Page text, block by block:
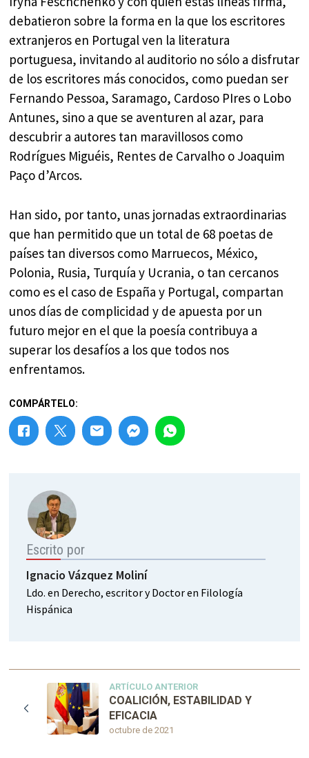
debatieron sobre la forma en la que los escritores
extranjeros en Portugal ven la literatura
portuguesa, invitando al auditorio no sólo a disfrutar
de los escritores más conocidos, como puedan ser
Fernando Pessoa, Saramago, Cardoso PIres o Lobo
Antunes, sino a que se aventuren al azar, para
descubrir a autores tan maravillosos como
Rodrígues Miguéis, Rentes de Carvalho o Joaquim
Paço d’Arcos.
Han sido, por tanto, unas jornadas extraordinarias
que han permitido que un total de 68 poetas de
países tan diversos como Marruecos, México,
Polonia, Rusia, Turquía y Ucrania, o tan cercanos
como es el caso de España y Portugal, compartan
unos días de complicidad y de apuesta por un
futuro mejor en el que la poesía contribuya a
superar los desafíos a los que todos nos
enfrentamos.
COMPÁRTELO:
Escrito por
Ignacio Vázquez Moliní
Ldo. en Derecho, escritor y Doctor en Filología
Hispánica
ARTÍCULO ANTERIOR
octubre de 2021
COALICIÓN, ESTABILIDAD Y
EFICACIA